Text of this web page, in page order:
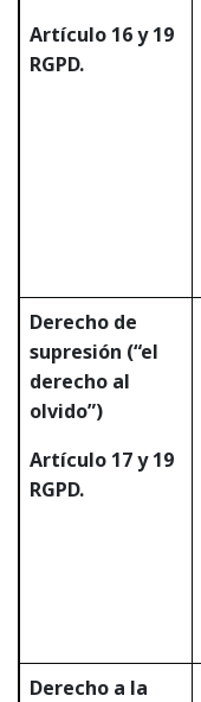
Artículo 16 y 19
RGPD.
Derecho de
supresión (“el
derecho al
olvido”)
Artículo 17 y 19
RGPD.
Derecho a la